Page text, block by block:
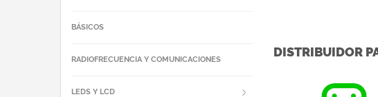
DISTRIBUIDOR
BÁSICOS
RADIOFRECUENCIA Y COMUNICACIONES
LEDS Y LCD